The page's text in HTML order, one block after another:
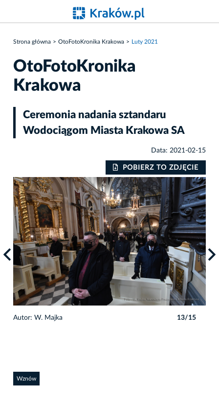
Strona główna OtoFotoKronika Krakowa Luty 2021
OtoFotoKronika
Krakowa
Ceremonia nadania sztandaru
Wodociągom Miasta Krakowa SA
Data: 2021-02-15
POBIERZ TO ZDJĘCIE
Autor: W. Majka 13/15
Wznów